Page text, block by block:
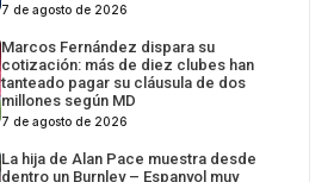
7 de agosto de 2026
Marcos Fernández dispara su
cotización: más de diez clubes han
tanteado pagar su cláusula de dos
millones según MD
7 de agosto de 2026
La hija de Alan Pace muestra desde
dentro un Burnley – Espanyol muy